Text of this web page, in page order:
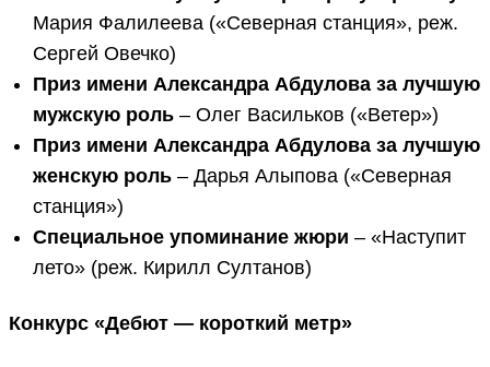
Мария Фалилеева («Северная станция», реж.
Сергей Овечко)
Приз имени Александра Абдулова за лучшую
мужскую роль – Олег Васильков («Ветер»)
Приз имени Александра Абдулова за лучшую
женскую роль – Дарья Алыпова («Северная
станция»)
Специальное упоминание жюри – «Наступит
лето» (реж. Кирилл Султанов)
Конкурс «Дебют — короткий метр»